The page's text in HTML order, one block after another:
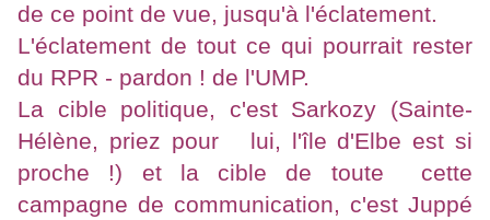
de ce point de vue, jusqu'à l'éclatement.
L'éclatement de tout ce qui pourrait rester
du RPR - pardon ! de l'UMP.
La cible politique, c'est Sarkozy (Sainte-
Hélène, priez pour lui, l'île d'Elbe est si
proche !) et la cible de toute cette
campagne de communication, c'est Juppé